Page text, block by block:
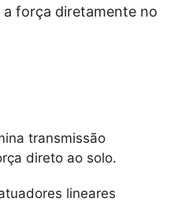
força diretamente no
transmissão
direto ao solo.
lineares